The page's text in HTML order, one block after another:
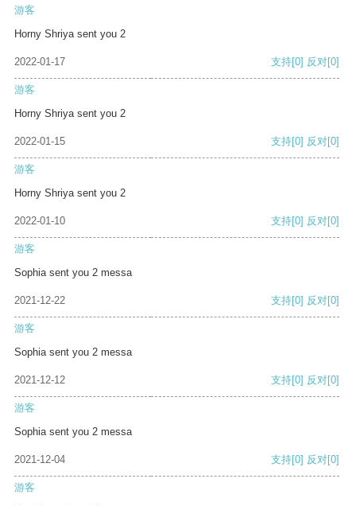
游客
Horny Shriya sent you 2
2022-01-17 支持[0] 反对[0]
游客
Horny Shriya sent you 2
2022-01-15 支持[0] 反对[0]
游客
Horny Shriya sent you 2
2022-01-10 支持[0] 反对[0]
游客
Sophia sent you 2 messa
2021-12-22 支持[0] 反对[0]
游客
Sophia sent you 2 messa
2021-12-12 支持[0] 反对[0]
游客
Sophia sent you 2 messa
2021-12-04 支持[0] 反对[0]
游客